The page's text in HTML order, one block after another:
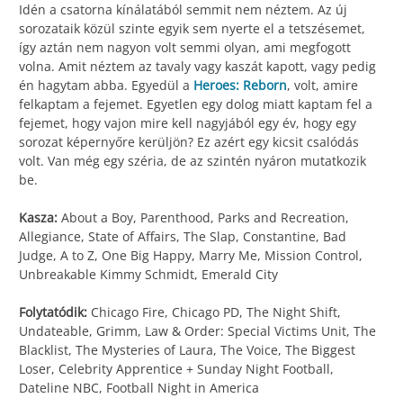
Idén a csatorna kínálatából semmit nem néztem. Az új
sorozataik közül szinte egyik sem nyerte el a tetszésemet,
így aztán nem nagyon volt semmi olyan, ami megfogott
volna. Amit néztem az tavaly vagy kaszát kapott, vagy pedig
én hagytam abba. Egyedül a Heroes: Reborn, volt, amire
felkaptam a fejemet. Egyetlen egy dolog miatt kaptam fel a
fejemet, hogy vajon mire kell nagyjából egy év, hogy egy
sorozat képernyőre kerüljön? Ez azért egy kicsit csalódás
volt. Van még egy széria, de az szintén nyáron mutatkozik
be.
Kasza: About a Boy, Parenthood, Parks and Recreation,
Allegiance, State of Affairs, The Slap, Constantine, Bad
Judge, A to Z, One Big Happy, Marry Me, Mission Control,
Unbreakable Kimmy Schmidt, Emerald City
Folytatódik: Chicago Fire, Chicago PD, The Night Shift,
Undateable, Grimm, Law & Order: Special Victims Unit, The
Blacklist, The Mysteries of Laura, The Voice, The Biggest
Loser, Celebrity Apprentice + Sunday Night Football,
Dateline NBC, Football Night in America